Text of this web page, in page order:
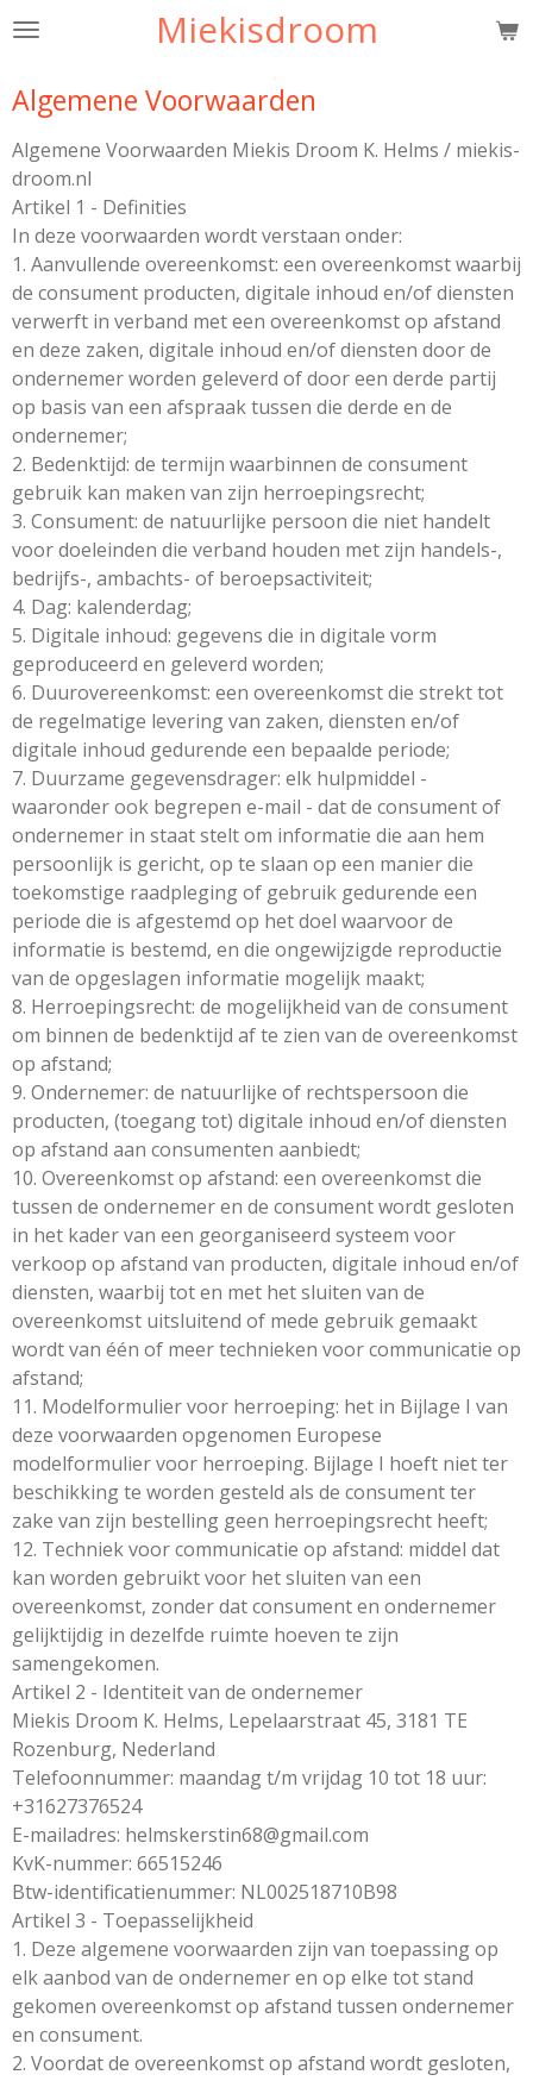
Ga
de
hoofdinhoud
Miekisdroom
Algemene Voorwaarden
Algemene Voorwaarden Miekis Droom K. Helms / miekis-
droom.nl
Artikel 1 - Definities
In deze voorwaarden wordt verstaan onder:
1. Aanvullende overeenkomst: een overeenkomst waarbij
de consument producten, digitale inhoud en/of diensten
verwerft in verband met een overeenkomst op afstand
en deze zaken, digitale inhoud en/of diensten door de
ondernemer worden geleverd of door een derde partij
op basis van een afspraak tussen die derde en de
ondernemer;
2. Bedenktijd: de termijn waarbinnen de consument
gebruik kan maken van zijn herroepingsrecht;
3. Consument: de natuurlijke persoon die niet handelt
voor doeleinden die verband houden met zijn handels-,
bedrijfs-, ambachts- of beroepsactiviteit;
4. Dag: kalenderdag;
5. Digitale inhoud: gegevens die in digitale vorm
geproduceerd en geleverd worden;
6. Duurovereenkomst: een overeenkomst die strekt tot
de regelmatige levering van zaken, diensten en/of
digitale inhoud gedurende een bepaalde periode;
7. Duurzame gegevensdrager: elk hulpmiddel -
waaronder ook begrepen e-mail - dat de consument of
ondernemer in staat stelt om informatie die aan hem
persoonlijk is gericht, op te slaan op een manier die
toekomstige raadpleging of gebruik gedurende een
periode die is afgestemd op het doel waarvoor de
informatie is bestemd, en die ongewijzigde reproductie
van de opgeslagen informatie mogelijk maakt;
8. Herroepingsrecht: de mogelijkheid van de consument
om binnen de bedenktijd af te zien van de overeenkomst
op afstand;
9. Ondernemer: de natuurlijke of rechtspersoon die
producten, (toegang tot) digitale inhoud en/of diensten
op afstand aan consumenten aanbiedt;
10. Overeenkomst op afstand: een overeenkomst die
tussen de ondernemer en de consument wordt gesloten
in het kader van een georganiseerd systeem voor
verkoop op afstand van producten, digitale inhoud en/of
diensten, waarbij tot en met het sluiten van de
overeenkomst uitsluitend of mede gebruik gemaakt
wordt van één of meer technieken voor communicatie op
afstand;
11. Modelformulier voor herroeping: het in Bijlage I van
deze voorwaarden opgenomen Europese
modelformulier voor herroeping. Bijlage I hoeft niet ter
beschikking te worden gesteld als de consument ter
zake van zijn bestelling geen herroepingsrecht heeft;
12. Techniek voor communicatie op afstand: middel dat
kan worden gebruikt voor het sluiten van een
overeenkomst, zonder dat consument en ondernemer
gelijktijdig in dezelfde ruimte hoeven te zijn
samengekomen.
Artikel 2 - Identiteit van de ondernemer
Miekis Droom K. Helms, Lepelaarstraat 45, 3181 TE
Rozenburg, Nederland
Telefoonnummer: maandag t/m vrijdag 10 tot 18 uur:
+31627376524
E-mailadres: helmskerstin68@gmail.com
KvK-nummer: 66515246
Btw-identificatienummer: NL002518710B98
Artikel 3 - Toepasselijkheid
1. Deze algemene voorwaarden zijn van toepassing op
elk aanbod van de ondernemer en op elke tot stand
gekomen overeenkomst op afstand tussen ondernemer
en consument.
2. Voordat de overeenkomst op afstand wordt gesloten,